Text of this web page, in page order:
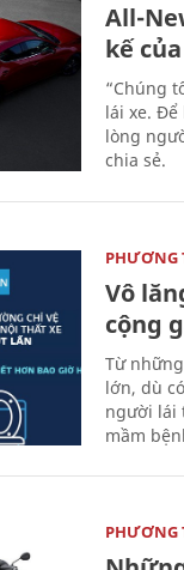
All-
kế
“Chúng
lái xe.
lòng
chia sẻ.
PHƯƠNG
Vô
cộng
Từ
lớn, dù
người lái
mầm
PHƯƠNG